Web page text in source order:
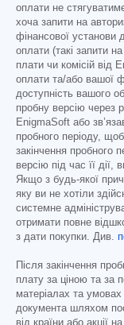
оплати не
хоча запити на
фінансової установи
оплати (такі запити
плати чи комісій від
оплати та/або вашої
доступність вашого
пробну версію через
EnigmaSoft або
пробного періоду,
закінчення пробного
версію під час її
Якщо з будь-якої
яку ви не хотіли
системне
отримати повне
з дати покупки. Див.
Після закінчення
плату за ціною та за
матеріалах та умовах
документа шляхом
від країни або акції